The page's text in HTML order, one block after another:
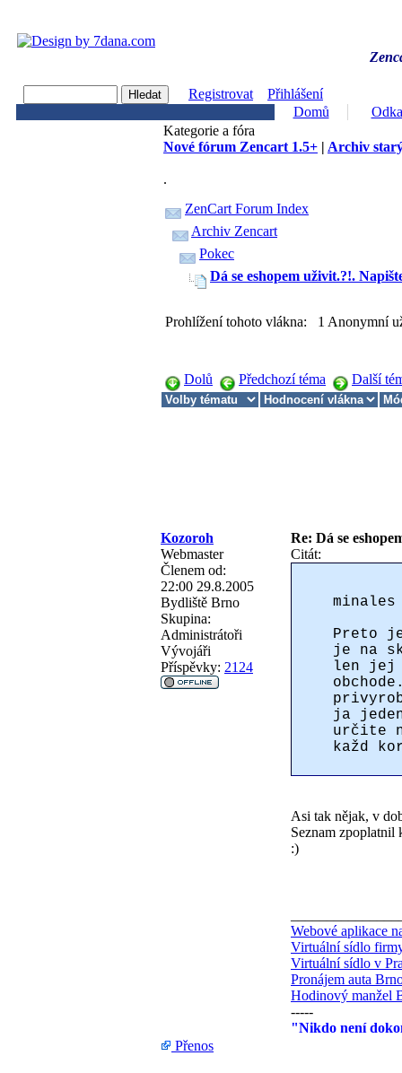
Registrovat
Přihlášení
Domů
Kategorie a fóra
Nové fórum Zencart 1.5+ | Archiv
.
ZenCart Forum Index
Archiv Zencart
Pokec
Dá se eshopem uživit.?!.
Prohlížení tohoto vlákna: 1 Anonymní
Dolů Předchozí téma Další
Kozoroh
Re: Dá se
Webmaster
Členem od:
22:00 29.8.2005
Bydliště Brno
Skupina:
Administrátoři
Vývojáři
Příspěvky: 2124
Citát:
Preto
je na
len jej
ja
určite
každ
Asi tak nějak, v
Seznam zpoplatnil
:)
Webové aplikace
Virtuální sídlo
Virtuální sídlo v
Pronájem auta
Hodinový manžel
-----
"Nikdo není
Přenos